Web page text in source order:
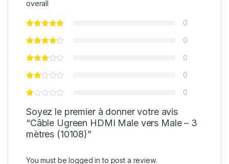
overall
0
0
0
0
0
Soyez le premier à donner votre avis
“Câble Ugreen HDMI Male vers Male – 3
mètres (10108)”
You must belogged in to post a review.